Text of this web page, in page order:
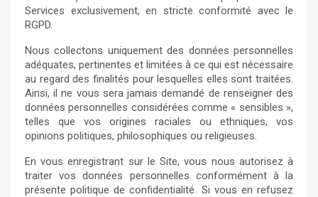
Services exclusivement, en stricte conformité avec le
RGPD.
Nous collectons uniquement des données personnelles
adéquates, pertinentes et limitées à ce qui est nécessaire
au regard des finalités pour lesquelles elles sont traitées.
Ainsi, il ne vous sera jamais demandé de renseigner des
données personnelles considérées comme « sensibles »,
telles que vos origines raciales ou ethniques, vos
opinions politiques, philosophiques ou religieuses.
En vous enregistrant sur le Site, vous nous autorisez à
traiter vos données personnelles conformément à la
présente politique de confidentialité. Si vous en refusez